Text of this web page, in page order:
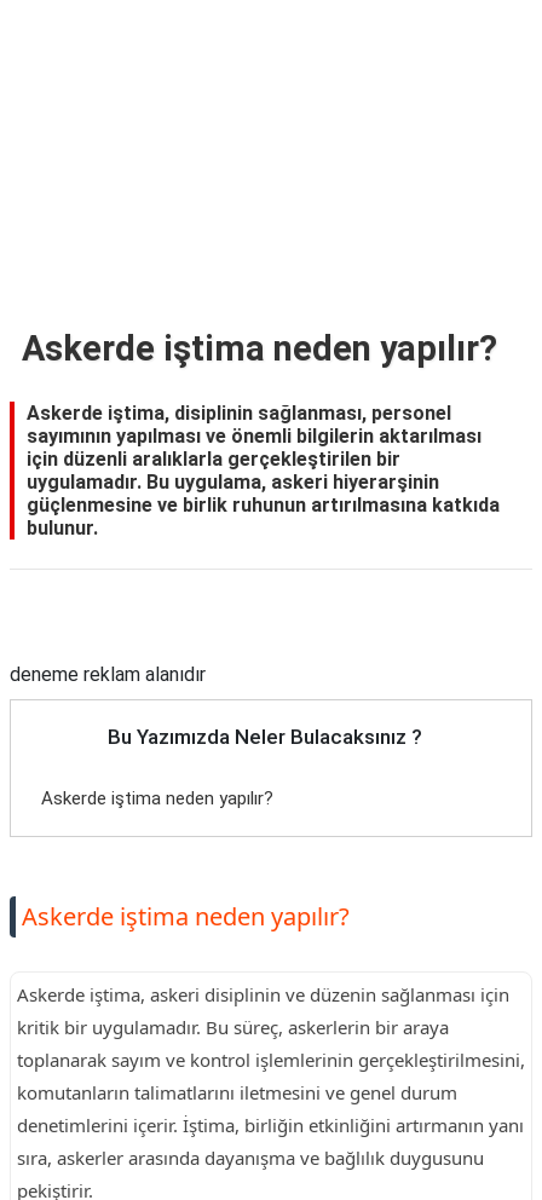
Askerde iştima neden yapılır?
Askerde iştima, disiplinin sağlanması, personel
sayımının yapılması ve önemli bilgilerin aktarılması
için düzenli aralıklarla gerçekleştirilen bir
uygulamadır. Bu uygulama, askeri hiyerarşinin
güçlenmesine ve birlik ruhunun artırılmasına katkıda
bulunur.
deneme reklam alanıdır
Bu Yazımızda Neler Bulacaksınız ?
Askerde iştima neden yapılır?
Askerde iştima neden yapılır?
Askerde iştima, askeri disiplinin ve düzenin sağlanması için
kritik bir uygulamadır. Bu süreç, askerlerin bir araya
toplanarak sayım ve kontrol işlemlerinin gerçekleştirilmesini,
komutanların talimatlarını iletmesini ve genel durum
denetimlerini içerir. İştima, birliğin etkinliğini artırmanın yanı
sıra, askerler arasında dayanışma ve bağlılık duygusunu
pekiştirir.